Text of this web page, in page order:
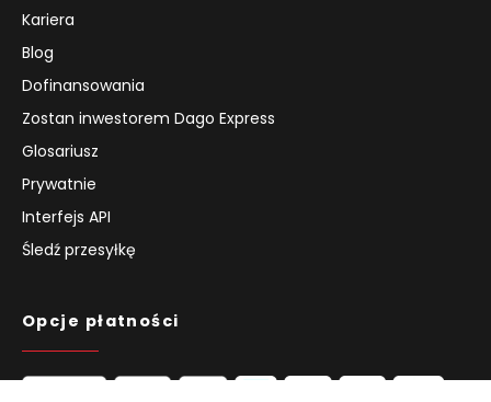
Kariera
Blog
Dofinansowania
Zostan inwestorem Dago Express
Glosariusz
Prywatnie
Interfejs API
Śledź przesyłkę
Opcje płatności